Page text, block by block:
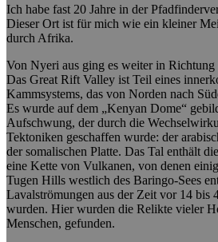
Ich habe fast 20 Jahre in der
Dieser Ort ist für mich wie ein kleiner
durch Afrika.
Von Nyeri aus ging es weiter in
Das Great Rift Valley ist Teil eines
Kammsystems, das von Norden nach
Es wurde auf dem „Kenyan Dome“
Aufschwung, der durch die
Tektoniken geschaffen wurde: der
der somalischen Platte. Das Tal enthält
eine Kette von Vulkanen, von denen
Tugen Hills westlich des Baringo-Sees
Lavalströmungen aus der Zeit vor 14 bis
wurden. Hier wurden die Relikte vieler
Menschen, gefunden.